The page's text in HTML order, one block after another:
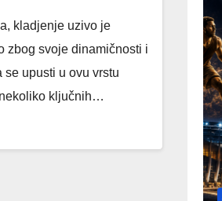
kladjenje uzivo je
zbog svoje dinamičnosti i
upusti u ovu vrstu
ključnih…